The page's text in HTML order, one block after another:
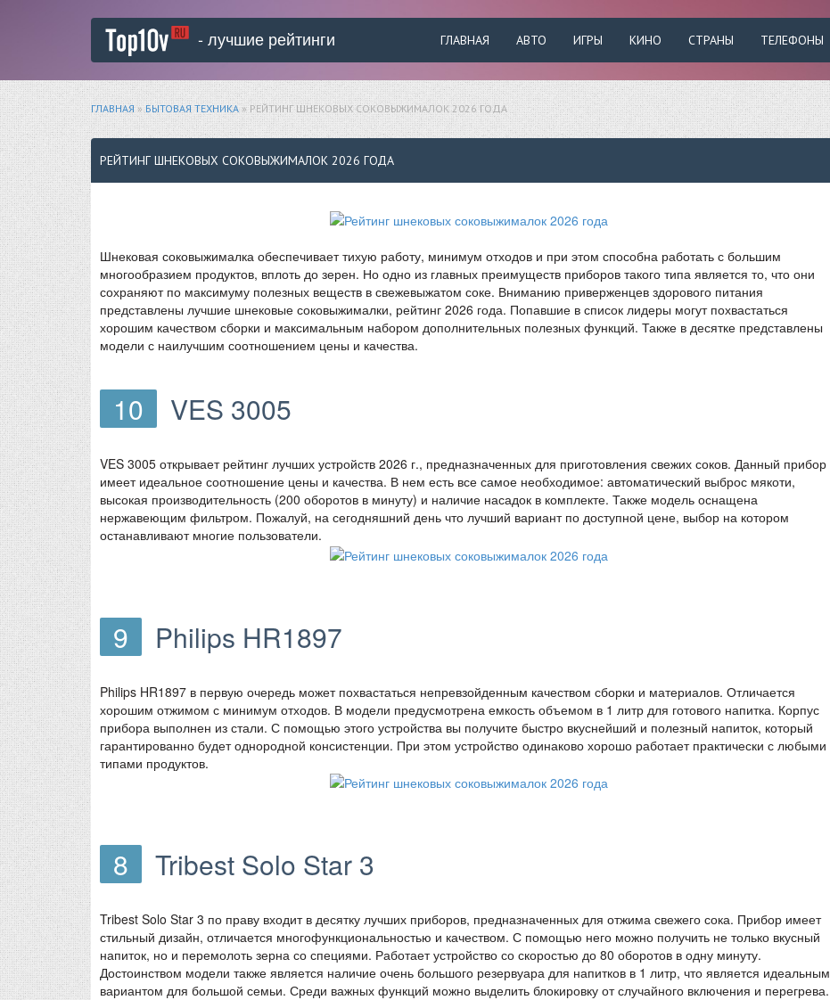
- лучшие рейтинги ГЛАВНАЯ АВТО ИГРЫ КИНО СТРАНЫ ТЕЛЕФОНЫ
ГЛАВНАЯ»БЫТОВАЯ ТЕХНИКА» РЕЙТИНГ ШНЕКОВЫХ СОКОВЫЖИМАЛОК 2026 ГОДА
РЕЙТИНГ ШНЕКОВЫХ СОКОВЫЖИМАЛОК 2026 ГОДА
Шнековая соковыжималка обеспечивает тихую работу, минимум отходов и при этом способна работать с большим
многообразием продуктов, вплоть до зерен. Но одно из главных преимуществ приборов такого типа является то, что они
сохраняют по максимуму полезных веществ в свежевыжатом соке. Вниманию приверженцев здорового питания
представлены лучшие шнековые соковыжималки, рейтинг 2026 года. Попавшие в список лидеры могут похвастаться
хорошим качеством сборки и максимальным набором дополнительных полезных функций. Также в десятке представлены
модели с наилучшим соотношением цены и качества.
10 VES 3005
VES 3005 открывает рейтинг лучших устройств 2026 г., предназначенных для приготовления свежих соков. Данный прибор
имеет идеальное соотношение цены и качества. В нем есть все самое необходимое: автоматический выброс мякоти,
высокая производительность (200 оборотов в минуту) и наличие насадок в комплекте. Также модель оснащена
нержавеющим фильтром. Пожалуй, на сегодняшний день что лучший вариант по доступной цене, выбор на котором
останавливают многие пользователи.
9 Philips HR1897
Philips HR1897 в первую очередь может похвастаться непревзойденным качеством сборки и материалов. Отличается
хорошим отжимом с минимум отходов. В модели предусмотрена емкость объемом в 1 литр для готового напитка. Корпус
прибора выполнен из стали. С помощью этого устройства вы получите быстро вкуснейший и полезный напиток, который
гарантированно будет однородной консистенции. При этом устройство одинаково хорошо работает практически с любыми
типами продуктов.
8 Tribest Solo Star 3
Tribest Solo Star 3 по праву входит в десятку лучших приборов, предназначенных для отжима свежего сока. Прибор имеет
стильный дизайн, отличается многофункциональностью и качеством. С помощью него можно получить не только вкусный
напиток, но и перемолоть зерна со специями. Работает устройство со скоростью до 80 оборотов в одну минуту.
Достоинством модели также является наличие очень большого резервуара для напитков в 1 литр, что является идеальным
вариантом для большой семьи. Среди важных функций можно выделить блокировку от случайного включения и перегрева.